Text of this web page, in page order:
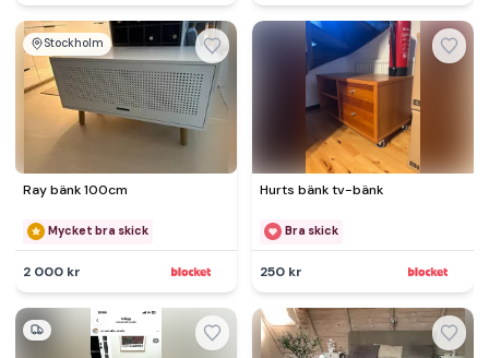
Stockholm
Ray bänk 100cm
Mycket bra skick
2 000 kr
Hurts bänk tv-bänk
Bra skick
250 kr